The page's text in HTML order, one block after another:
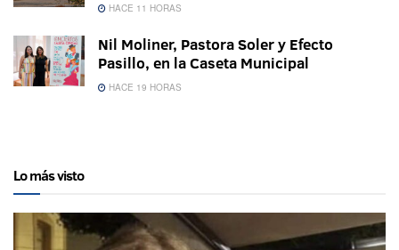
HACE 11 HORAS
Nil Moliner, Pastora Soler y Efecto
Pasillo, en la Caseta Municipal
HACE 19 HORAS
Lo más visto